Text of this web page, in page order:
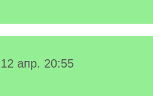
12 апр. 20:55